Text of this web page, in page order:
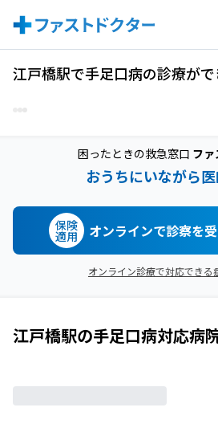
江戸橋駅で手足口病の診療が
困ったときの救急窓口 ファ
おうちにいながら
保険
適用 オンラインで診察を
オンライン診療で対応できる
江戸橋駅の手足口病対応病